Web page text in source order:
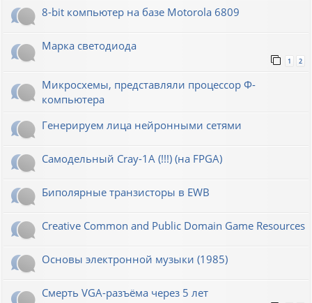
8-bit компьютер на базе Motorola 6809
Марка светодиода
1 2
Микросхемы, представляли процессор Ф-
компьютера
Генерируем лица нейронными сетями
Cамодельный Cray-1A (!!!) (на FPGA)
Биполярные транзисторы в EWB
Creative Common and Public Domain Game Resources
Основы электронной музыки (1985)
Смерть VGA-разъёма через 5 лет